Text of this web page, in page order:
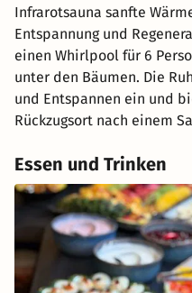
Infrarotsauna sanfte
Entspannung und
einen Whirlpool für 6
unter den Bäumen. Die
und Entspannen ein und
Rückzugsort nach einem
Essen und Trinken